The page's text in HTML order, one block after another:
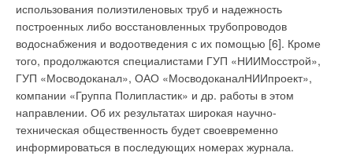
использования полиэтиленовых труб и надежность
построенных либо восстановленных трубопроводов
водоснабжения и водоотведения с их помощью [6]. Кроме
того, продолжаются специалистами ГУП «НИИМосстрой»,
ГУП «Мосводоканал», ОАО «МосводоканалНИИпроект»,
компании «Группа Полипластик» и др. работы в этом
направлении. Об их результатах широкая научно-
техническая общественность будет своевременно
информироваться в последующих номерах журнала.
Фитинги под пайку — это один из основных способов
монтажа медных трубопроводов. Принцип соединения
основан на так называемом капиллярном эффекте, когда
специальный металл или сплав (припой), обычно
серебряно-бронзовый, расплавляясь, заполняет собой
капиллярное (мельчайшее) пространство между трубой и
фитингом. Для высокотемпературной пайки используется
«твердый» припой, который поставляется в виде прутков
сечением 2 мм, и специальный флюс для «твердой» пайки.